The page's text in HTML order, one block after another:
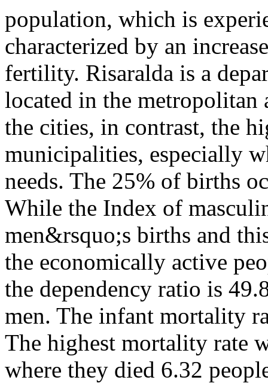
population, which is
characterized by an
fertility. Risaralda is a
located in the metropolitan
the cities, in contrast, the
municipalities, especially
needs. The 25% of births
While the Index of
men&rsquo;s births and
the economically active
the dependency ratio is
men. The infant mortality
The highest mortality rate
where they died 6.32